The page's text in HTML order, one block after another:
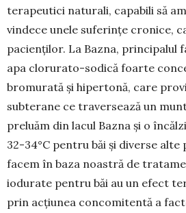
terapeutici naturali, capabili să
vindece unele suferințe cronice,
pacienților. La Bazna, principalul
apa clorurato-sodică foarte
bromurată și hipertonă, care
subterane ce traversează un
preluăm din lacul Bazna și o
32-34°C pentru băi și diverse
facem în baza noastră de
iodurate pentru băi au un efect
prin acțiunea concomitentă a